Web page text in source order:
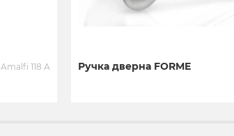
Amalfi 118 A Ручка дверна FORME